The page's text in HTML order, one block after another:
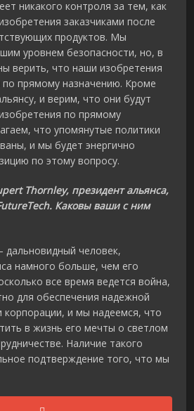
никакого контроля за тем, как
заказчиками после
продуктов. Мы
уровнем безопасности, но, в
верить, что наши изобретения
по прямому назначению. Кроме
и верим, что они будут
по прямому
что упомянутые политики
и мы будет энергично
по этому вопросу.
Thornley, президент альянса,
Каковы ваши с ним
дальновидный человек,
намного больше, чем его
все время ведется война,
для обеспечения надежной
корпорации, и мы надеемся, что
в жизнь его мечты о светлом
Наличие такого
подтверждение того, что мы